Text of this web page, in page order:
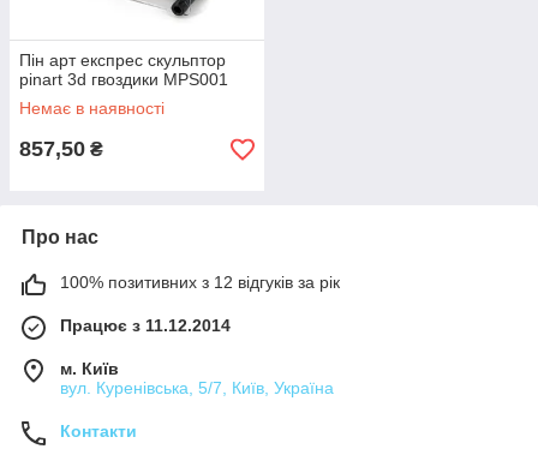
Пін арт експрес скульптор
pinart 3d гвоздики MPS001
Немає в наявності
857,50 ₴
Про нас
100% позитивних з 12 відгуків за рік
Працює з 11.12.2014
м. Київ
вул. Куренівська, 5/7, Київ, Україна
Контакти